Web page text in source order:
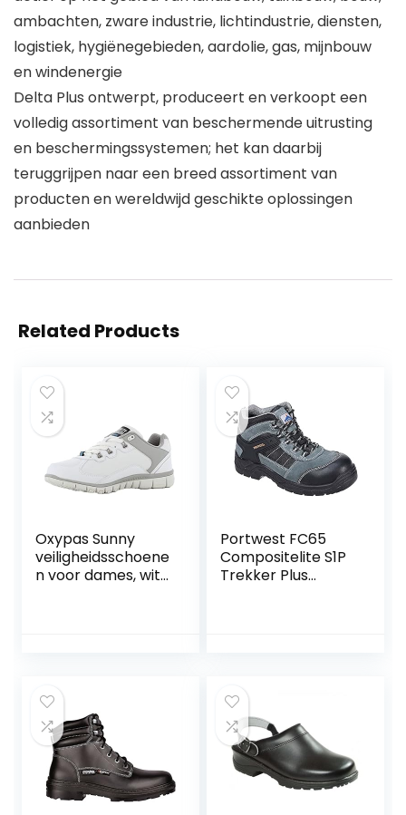
ambachten, zware industrie, lichtindustrie, diensten,
logistiek, hygiënegebieden, aardolie, gas, mijnbouw
en windenergie
Delta Plus ontwerpt, produceert en verkoopt een
volledig assortiment van beschermende uitrusting
en beschermingssystemen; het kan daarbij
teruggrijpen naar een breed assortiment van
producten en wereldwijd geschikte oplossingen
aanbieden
Related Products
Oxypas Sunny
veiligheidsschoene
n voor dames, wit
Portwest FC65
Compositelite S1P
Trekker Plus